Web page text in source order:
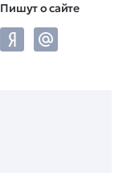
Пишут о сайте